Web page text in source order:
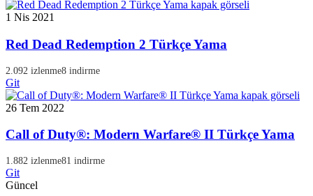
1 Nis 2021
Red Dead Redemption 2 Türkçe Yama
2.092 izlenme8 indirme
Git
26 Tem 2022
Call of Duty®: Modern Warfare® II Türkçe Yama
1.882 izlenme81 indirme
Git
Güncel